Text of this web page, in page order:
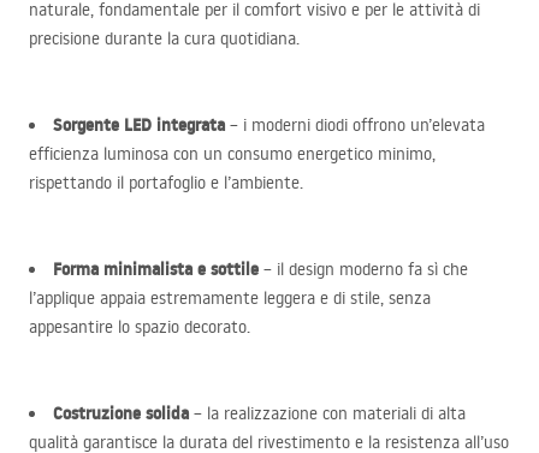
naturale, fondamentale per il comfort visivo e per le attività di
precisione durante la cura quotidiana.
Sorgente LED integrata – i moderni diodi offrono un’elevata
efficienza luminosa con un consumo energetico minimo,
rispettando il portafoglio e l’ambiente.
Forma minimalista e sottile – il design moderno fa sì che
l’applique appaia estremamente leggera e di stile, senza
appesantire lo spazio decorato.
Costruzione solida – la realizzazione con materiali di alta
qualità garantisce la durata del rivestimento e la resistenza all’uso